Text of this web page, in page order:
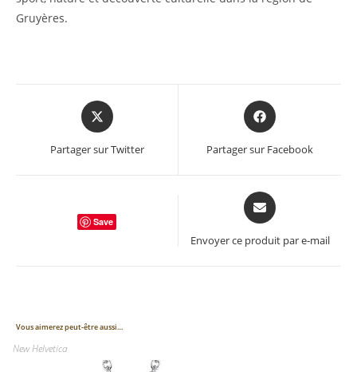
Gruyères.
Opens
in
new
Partager sur Twitter
Opens
in
new
Partager sur Facebook
Save
Opens
in
new
Envoyer ce produit par e-mail
Vous aimerez peut-être aussi…
New Helvetica